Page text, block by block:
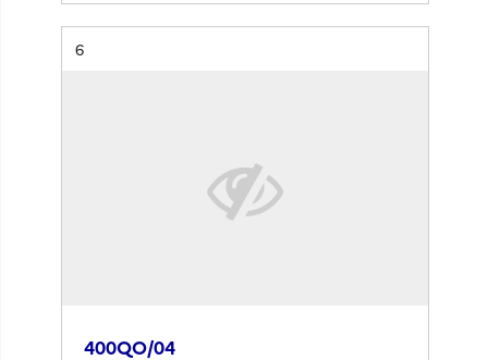
Résultat n°
6
400QO/04